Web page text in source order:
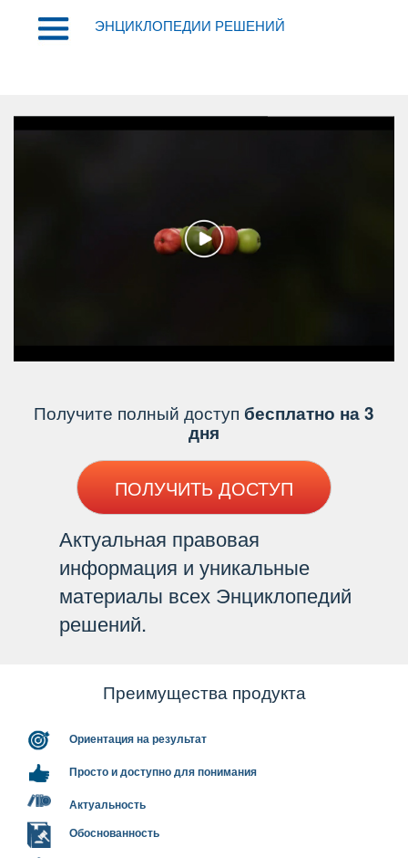
ЭНЦИКЛОПЕДИИ РЕШЕНИЙ
Получите полный доступ есплатно на 3
дня
ПОЛУЧИТЬ ДОСТУП
Актуальная правовая
информация и уникальные
материалы всех Энциклопедий
решений.
Преимущества продукта
Ориентация на результат
Просто и доступно для понимания
Актуальность
Обоснованность